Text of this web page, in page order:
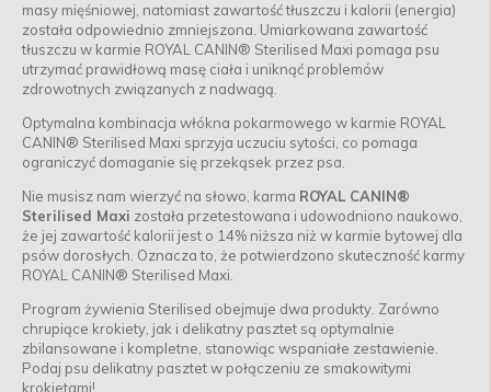
masy mięśniowej, natomiast zawartość tłuszczu i kalorii (energia)
została odpowiednio zmniejszona. Umiarkowana zawartość
tłuszczu w karmie ROYAL CANIN® Sterilised Maxi pomaga psu
utrzymać prawidłową masę ciała i uniknąć problemów
zdrowotnych związanych z nadwagą.
Optymalna kombinacja włókna pokarmowego w karmie ROYAL
CANIN® Sterilised Maxi sprzyja uczuciu sytości, co pomaga
ograniczyć domaganie się przekąsek przez psa.
Nie musisz nam wierzyć na słowo, karma ROYAL CANIN®
Sterilised Maxi została przetestowana i udowodniono naukowo,
że jej zawartość kalorii jest o 14% niższa niż w karmie bytowej dla
psów dorosłych. Oznacza to, że potwierdzono skuteczność karmy
ROYAL CANIN® Sterilised Maxi.
Program żywienia Sterilised obejmuje dwa produkty. Zarówno
chrupiące krokiety, jak i delikatny pasztet są optymalnie
zbilansowane i kompletne, stanowiąc wspaniałe zestawienie.
Podaj psu delikatny pasztet w połączeniu ze smakowitymi
krokietami!